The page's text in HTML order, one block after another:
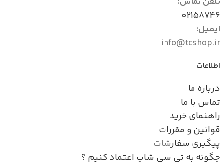
۰۲۱۵۸۷۴۶
ایمیل:
info@tcshop.ir
اطلاعات
درباره ما
تماس با ما
راهنمای خرید
قوانین و مقررات
پیگیری سفارشات
چگونه به تی سی شاپ اعتماد کنیم ؟